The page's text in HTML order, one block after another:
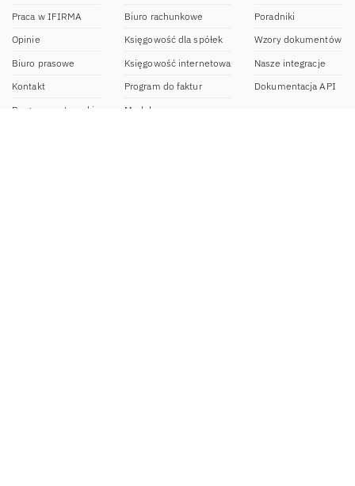
Praca w IFIRMA
Opinie
Biuro prasowe
Kontakt
Program partnerski
Biuro rachunkowe
Księgowość dla spółek
Księgowość internetowa
Program do faktur
Moduł e-commerce
Poradniki
Wzory dokumentów
Nasze integracje
Dokumentacja API